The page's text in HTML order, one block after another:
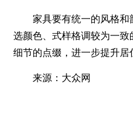
家具要有统一的风格和
选颜色、式样格调较为一
细节的点缀，进一步提升居
来源：大众网